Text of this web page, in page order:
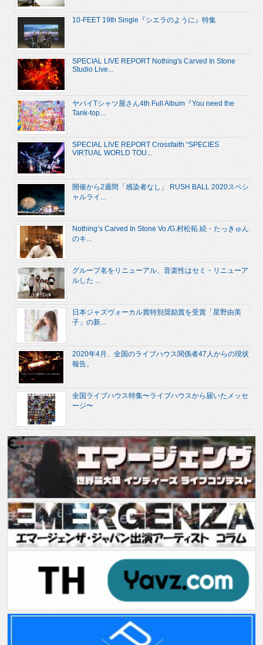
10-FEET 19th Single『シエラのように』特集
SPECIAL LIVE REPORT Nothing's Carved In Stone
Studio Live...
ヤバイTシャツ屋さん4th Full Album『You need the
Tank-top...
SPECIAL LIVE REPORT Crossfaith “SPECIES
VIRTUAL WORLD TOU...
開催から2週間「感染者なし」 RUSH BALL 2020スペシ
ャルライ...
Nothing’s Carved In Stone Vo./G.村松拓 続・たっきゅん
のキ...
グループ名をリニューアル、音楽性はセミ・リニューア
ルした ...
日本ジャズヴォーカル賞特別奨励賞を受賞「星野由美
子」の新...
2020年4月、全国のライブハウス関係者47人からの現状
報告。
全国ライブハウス特集〜ライブハウスから届いたメッセ
ージ〜